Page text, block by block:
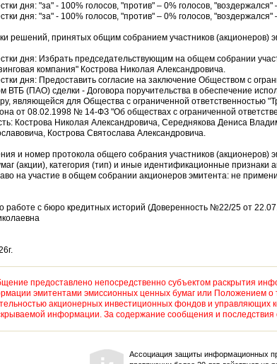
дня: "за" - 100% голосов, "против" – 0% голосов, "воздержался"
дня: "за" - 100% голосов, "против" – 0% голосов, "воздержался"
решений, принятых общим собранием участников (акционеров)
дня: Избрать председательствующим на общем собрании
компания" Кострова Николая Александровича.
дня: Предоставить согласие на заключение Обществом с
ВТБ (ПАО) сделки - Договора поручительства в обеспечение
являющейся для Общества с ограниченной ответственностью
от 08.02.1998 № 14-ФЗ "Об обществах с ограниченной
Кострова Николая Александровича, Середнякова Дениса
Кострова Святослава Александровича.
и номер протокола общего собрания участников
(акции), категория (тип) и иные идентификационные признаки
на участие в общем собрании акционеров эмитента: не
работе с бюро кредитных историй (Доверенность №22/25 от
предоставлено непосредственно субъектом раскрытия
эмитентами эмиссионных ценных бумаг или Положением о
акционерных инвестиционных фондов и управляющих
информации. За содержание сообщения и последствия
Ассоциация защиты информационных